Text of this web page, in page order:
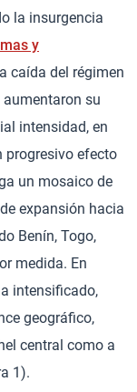
la insurgencia
y
caída del régimen
aumentaron su
intensidad, en
progresivo efecto
un mosaico de
expansión hacia
Benín, Togo,
medida. En
intensificado,
geográfico,
central como a
1).